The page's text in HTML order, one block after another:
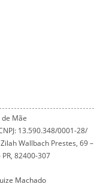
Mãe
13.590.348/0001-28/
Wallbach Prestes, 69 –
82400-307
Machado